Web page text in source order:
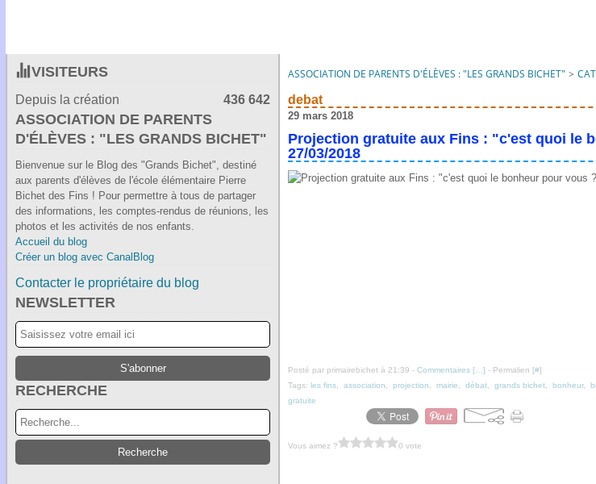
VISITEURS
Depuis la création 436 642
ASSOCIATION DE PARENTS
D'ÉLÈVES : "LES GRANDS BICHET"
Bienvenue sur le Blog des "Grands Bichet", destiné
aux parents d'élèves de l'école élémentaire Pierre
Bichet des Fins ! Pour permettre à tous de partager
des informations, les comptes-rendus de réunions, les
photos et les activités de nos enfants.
Accueil du blog
Créer un blog avec CanalBlog
Contacter le propriétaire du blog
NEWSLETTER
RECHERCHE
ASSOCIATION DE PARENTS D'ÉLÈVES : "LES GRANDS BICHET" >
debat
29 mars 2018
Projection gratuite aux Fins : "c'est quoi le
27/03/2018
Posté par primairebichet à 21:39 - Commentaires [ ] - Permalien [#]
Tags: les fins association projection mairie débat grands bichet bonheur,
gratuite
Vous aimez ? 0 vote